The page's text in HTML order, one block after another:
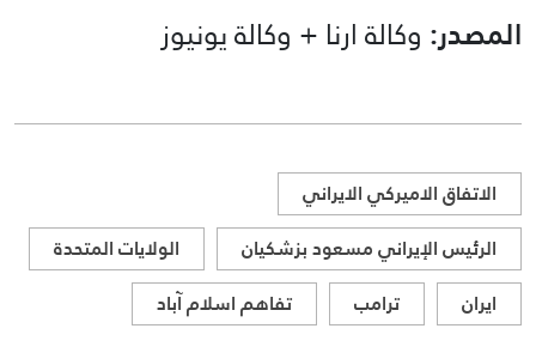
المصدر: وكالة ارنا + وكالة يونيوز
الاتفاق الاميركي الايراني
الرئيس الإيراني مسعود بزشكيان
الولايات المتحدة
ايران
ترامب تفاهم اسلام آباد